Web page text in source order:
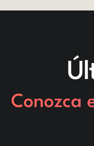
Conozca